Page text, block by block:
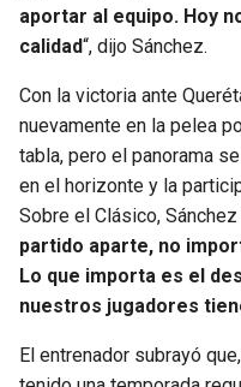
aportar al equipo. Hoy
calidad“, dijo Sánchez.
Con la victoria ante
nuevamente en la pelea
tabla, pero el panorama
en el horizonte y la
Sobre el Clásico, Sánchez
partido aparte, no
Lo que importa es el
nuestros jugadores
El entrenador subrayó